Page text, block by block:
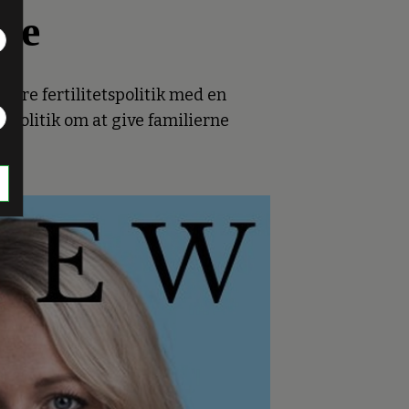
røre fertilitetspolitik med en
om at give familierne